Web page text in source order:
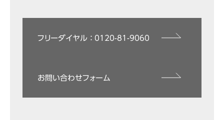
フリーダイヤル ： 0120-81-9060
お問い合わせフォーム